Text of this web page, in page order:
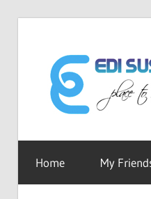
content
ku
Untuk
Berbagi
Home My